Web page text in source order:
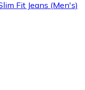
Fit Jeans (Men's)